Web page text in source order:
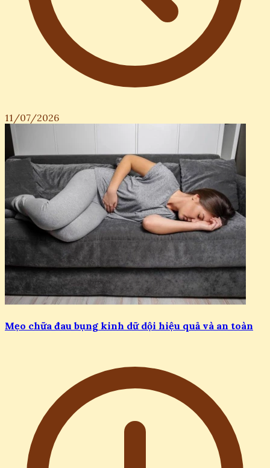
11/07/2026
Mẹo chữa đau bụng kinh dữ dội hiệu quả và an toàn